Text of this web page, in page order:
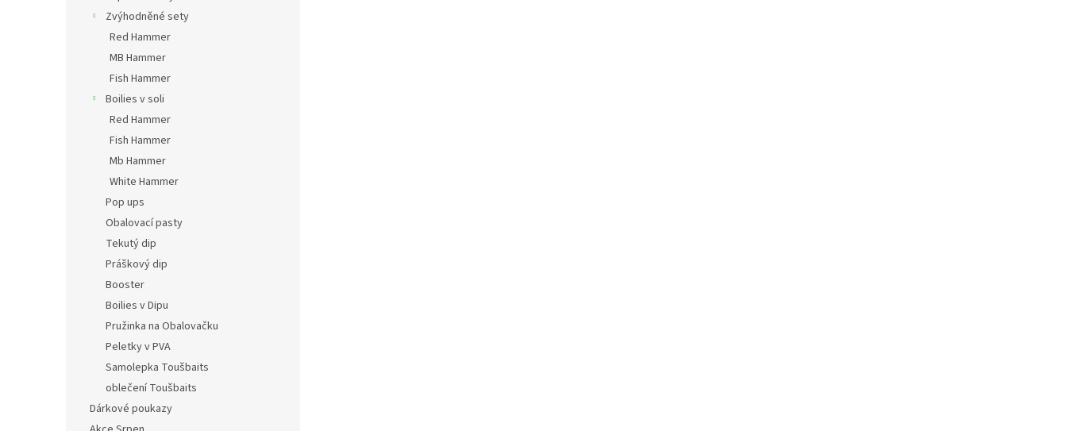
Zvýhodněné sety
Red Hammer
MB Hammer
Fish Hammer
Boilies v soli
Red Hammer
Fish Hammer
Mb Hammer
White Hammer
Pop ups
Obalovací pasty
Tekutý dip
Práškový dip
Booster
Boilies v Dipu
Pružinka na Obalovačku
Peletky v PVA
Samolepka Toušbaits
oblečení Toušbaits
Dárkové poukazy